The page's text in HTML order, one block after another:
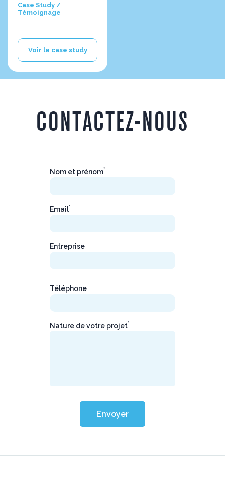
Case Study /
Témoignage
Voir le case study
CONTACTEZ-NOUS
Nom et prénom*
Email*
Entreprise
Téléphone
Nature de votre projet*
Envoyer